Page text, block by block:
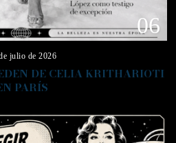
06
julio de 2026
DE CELIA KRITHARIOTI
PARÍS